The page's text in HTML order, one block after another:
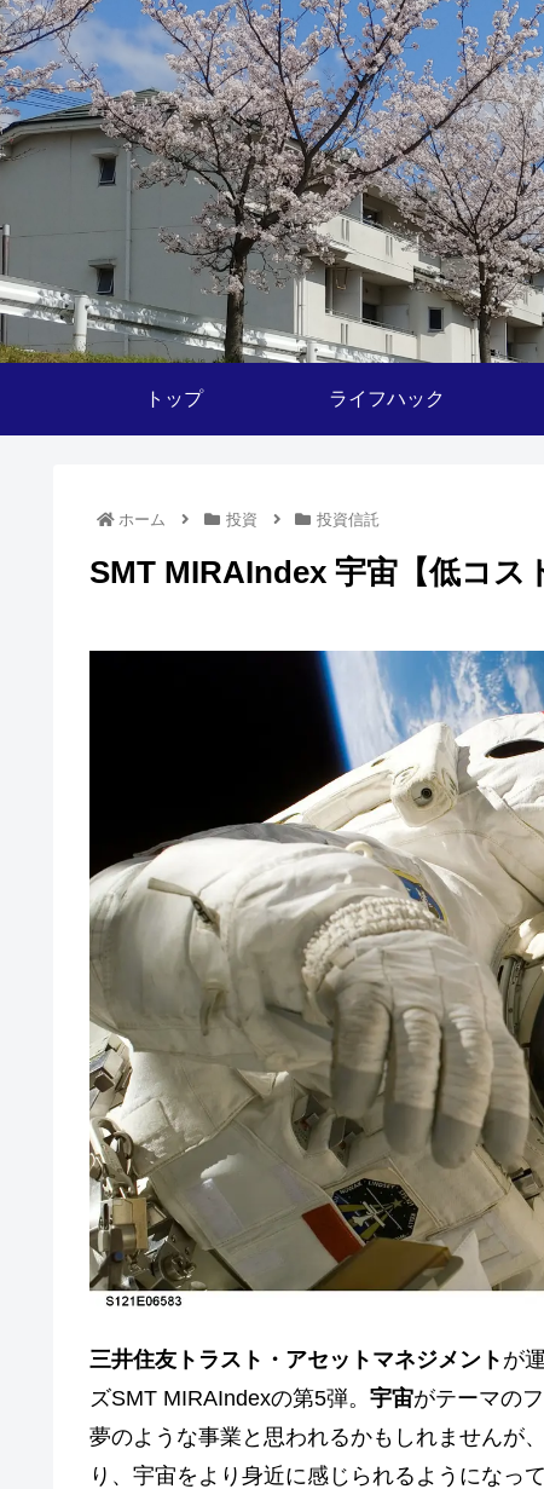
トップ ライフハック
ホーム 投資 投資信託
SMT MIRAIndex 宇宙【低コス
三井住友トラスト・アセットマネジメント が
ズSMT MIRAIndexの第5弾。 宇宙がテーマの
夢のような事業と思われるかもしれませんが
り、宇宙をより身近に感じられるようになっ